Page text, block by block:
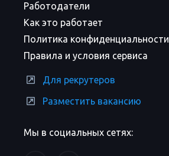
Мы в социальных сетях:
Работодатели
Как это работает
Политика конфиденциальности
Правила и условия сервиса
Для рекрутеров
Разместить вакансию